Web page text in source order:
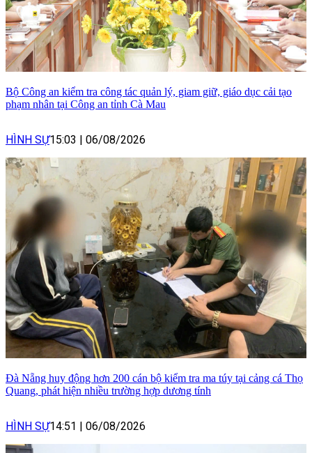
Bộ Công an kiểm tra công tác quản lý, giam giữ, giáo dục cải tạo
phạm nhân tại Công an tỉnh Cà Mau
HÌNH SỰ15:03 06/08/2026
Đà Nẵng huy động hơn 200 cán bộ kiểm tra ma túy tại cảng cá Thọ
Quang, phát hiện nhiều trường hợp dương tính
HÌNH SỰ14:51 06/08/2026